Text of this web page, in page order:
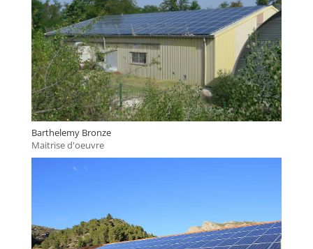
Barthelemy Bronze
Maitrise d'oeuvre